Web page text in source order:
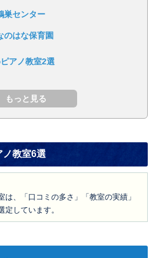
巣センター
のはな保育園
アノ教室2選
ノ教室6選
、「口コミの多さ」「教室の実績」
定しています。